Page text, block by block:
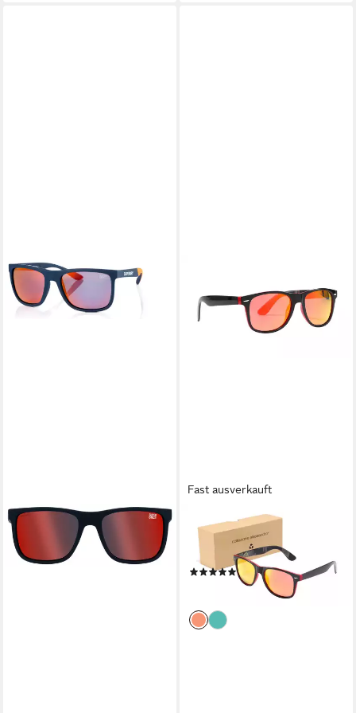
Fast ausverkauft
COLLEZIONE ALESSANDRO
Sonnenbrille Berlin mit
polarisierten Linsen
(3)
lieferbar - in 2-3 Werktagen bei dir